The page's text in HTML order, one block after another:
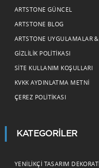
ARTSTONE GÜNCEL
ARTSTONE BLOG
ARTSTONE UYGULAMALAR &
GIZLILIK POLITIKASI
SITE KULLANIM KOŞULLARI
KVKK AYDINLATMA METNI
ÇEREZ POLITIKASI
KATEGORILER
YENILIKÇI TASARIM